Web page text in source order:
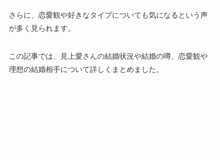
さらに、恋愛観や好きなタイプについても気になるという声
が多く見られます。
この記事では、見上愛さんの結婚状況や結婚の噂、恋愛観や
理想の結婚相手について詳しくまとめました。